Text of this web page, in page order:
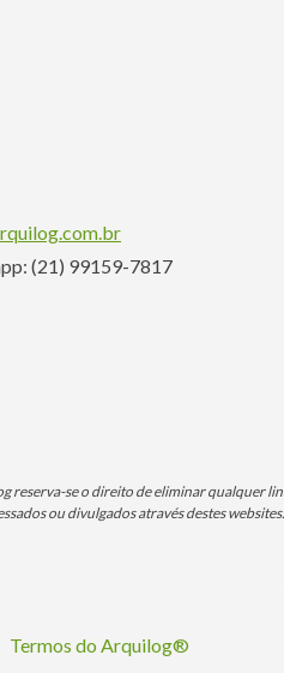
(21) 99159-7817
se o direito de eliminar qualquer
ou divulgados através destes websites.
Termos do Arquilog®